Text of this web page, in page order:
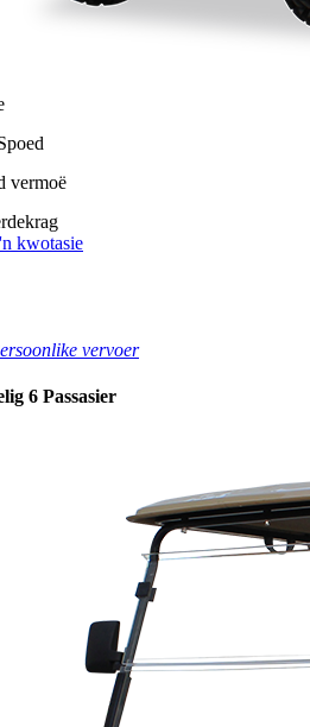
vermoë
kwotasie
vervoer
6 Passasier